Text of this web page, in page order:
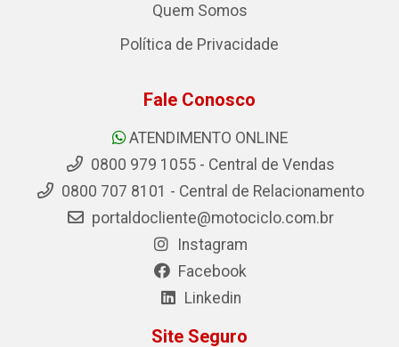
Quem Somos
Política de Privacidade
Fale Conosco
ATENDIMENTO ONLINE
0800 979 1055 - Central de Vendas
0800 707 8101 - Central de Relacionamento
portaldocliente@motociclo.com.br
Instagram
Facebook
Linkedin
Site Seguro